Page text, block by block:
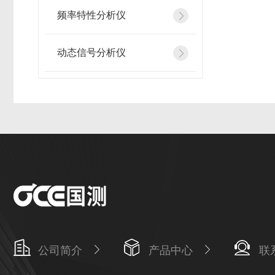
频率特性分析仪
动态信号分析仪
公司简介 产品中心 联